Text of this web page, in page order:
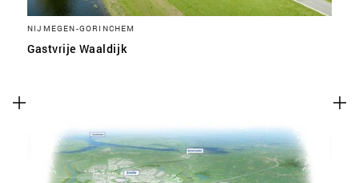
NIJMEGEN-GORINCHEM
Gastvrije Waaldijk